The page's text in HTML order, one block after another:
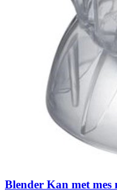
Blender Kan met